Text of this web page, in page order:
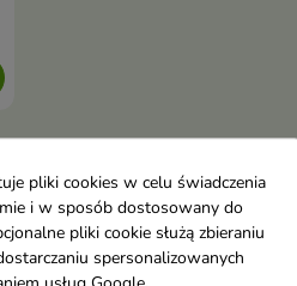
pliki cookies w celu świadczenia
i w sposób dostosowany do
pliki cookie służą zbieraniu
spersonalizowanych